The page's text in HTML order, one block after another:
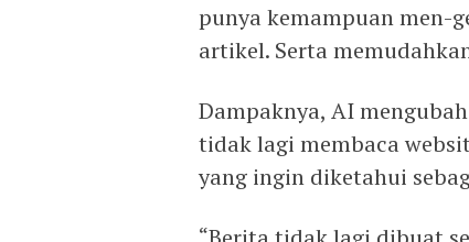
punya kemampuan men-
artikel. Serta
Dampaknya, AI
tidak lagi membaca
yang ingin diketahui